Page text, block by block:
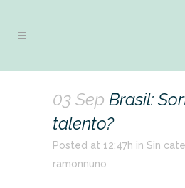
03 Sep Brasil:
talento?
Posted at 12:47h in Sin
ramonnuno